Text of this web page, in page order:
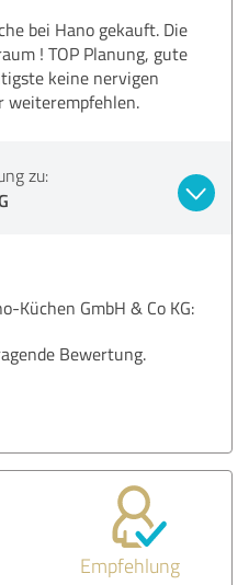
bei Hano gekauft. Die
! TOP Planung, gute
keine nervigen
weiterempfehlen.
zu:
Küchen GmbH & Co KG:
Bewertung.
Empfehlung